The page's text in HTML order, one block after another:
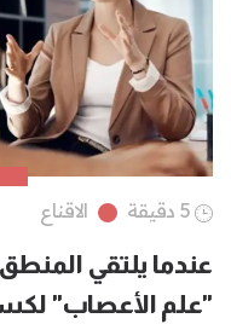
5 دقيقة الاقناع
عندما يلتقي
"علم الأعصاب"